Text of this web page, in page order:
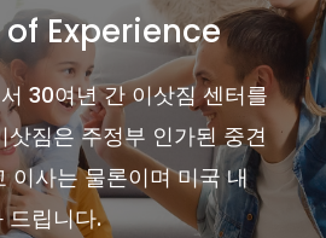
Experience
30여년 간 이삿짐 센터를
짐은 주정부 인가된 중견
이사는 물론이며 미국 내
드립니다.